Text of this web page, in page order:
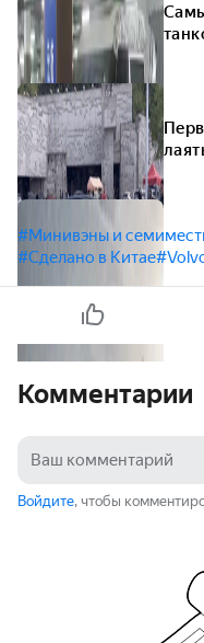
#Минивэны и
#Сделано в Китае
Комментарии
Войдите, чтобы